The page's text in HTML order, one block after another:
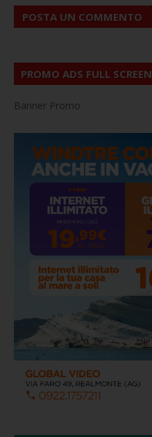
POSTA UN COMMENTO
PROMO ADS FULL SCREEN
Banner Promo